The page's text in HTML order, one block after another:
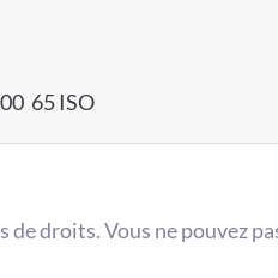
65 ISO
droits. Vous ne pouvez